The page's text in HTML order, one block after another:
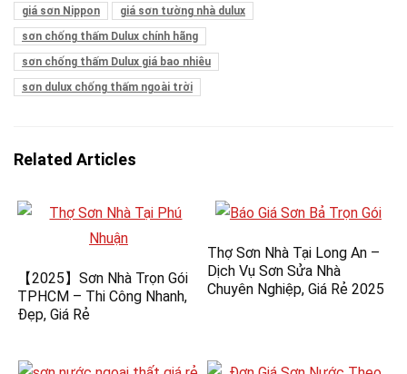
giá sơn Nippon
giá sơn tường nhà dulux
sơn chống thấm Dulux chính hãng
sơn chống thấm Dulux giá bao nhiêu
sơn dulux chống thấm ngoài trời
Related Articles
【2025】Sơn Nhà Trọn Gói
TPHCM – Thi Công Nhanh,
Đẹp, Giá Rẻ
Thợ Sơn Nhà Tại Long An –
Dịch Vụ Sơn Sửa Nhà
Chuyên Nghiệp, Giá Rẻ 2025